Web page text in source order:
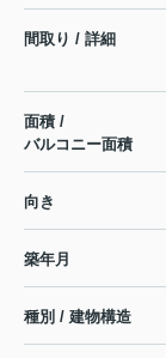
間取り / 詳細
面積 /
バルコニー面積
向き
築年月
種別 / 建物構造